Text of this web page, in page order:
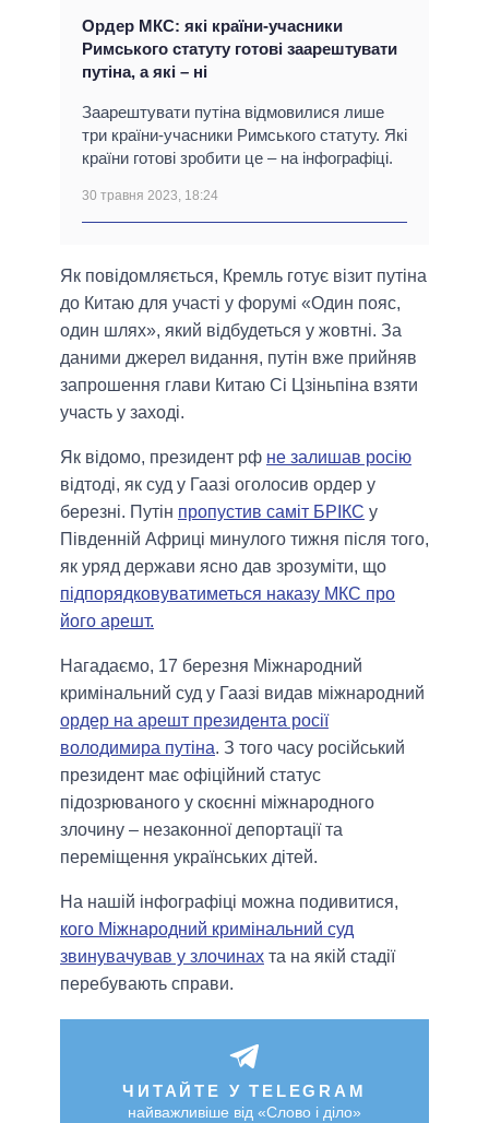
Ордер МКС: які країни-учасники
Римського статуту готові заарештувати
путіна, а які – ні
Заарештувати путіна відмовилися лише
три країни-учасники Римського статуту. Які
країни готові зробити це – на інфографіці.
30 травня 2023, 18:24
Як повідомляється, Кремль готує візит путіна
до Китаю для участі у форумі «Один пояс,
один шлях», який відбудеться у жовтні. За
даними джерел видання, путін вже прийняв
запрошення глави Китаю Сі Цзіньпіна взяти
участь у заході.
Як відомо, президент рф не залишав росію
відтоді, як суд у Гаазі оголосив ордер у
березні. Путін пропустив саміт БРІКС у
Південній Африці минулого тижня після того,
як уряд держави ясно дав зрозуміти, що
підпорядковуватиметься наказу МКС про
його арешт.
Нагадаємо, 17 березня Міжнародний
кримінальний суд у Гаазі видав міжнародний
ордер на арешт президента росії
володимира путіна. З того часу російський
президент має офіційний статус
підозрюваного у скоєнні міжнародного
злочину – незаконної депортації та
переміщення українських дітей.
На нашій інфографіці можна подивитися,
кого Міжнародний кримінальний суд
звинувачував у злочинах та на якій стадії
перебувають справи.
ЧИТАЙТЕ У TELEGRAM
найважливіше від «Слово і діло»